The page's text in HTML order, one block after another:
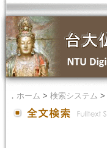
． ホーム > 検索システム >